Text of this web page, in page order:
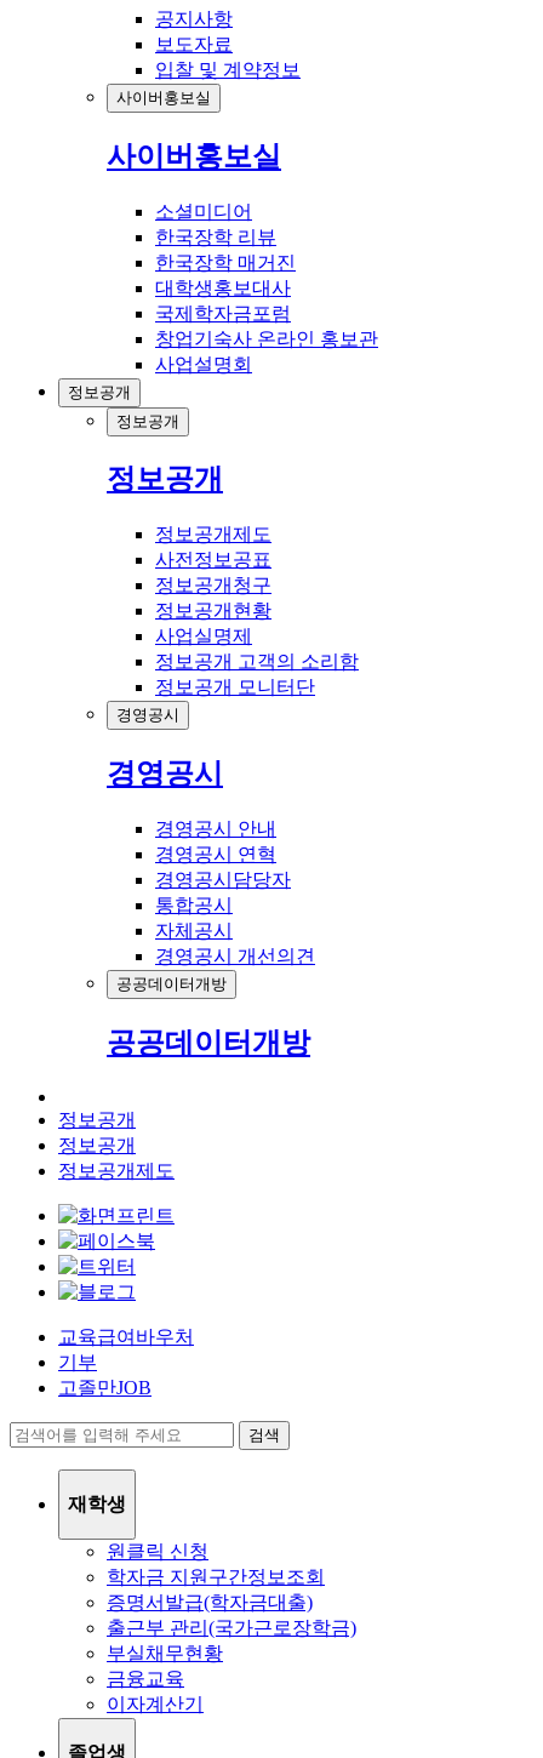
공지사항
보도자료
입찰 및 계약정보
사이버홍보실
사이버홍보실
소셜미디어
한국장학 리뷰
한국장학 매거진
대학생홍보대사
국제학자금포럼
창업기숙사 온라인 홍보관
사업설명회
정보공개
정보공개
정보공개
정보공개제도
사전정보공표
정보공개청구
정보공개현황
사업실명제
정보공개 고객의 소리함
정보공개 모니터단
경영공시
경영공시
경영공시 안내
경영공시 연혁
경영공시담당자
통합공시
자체공시
경영공시 개선의견
공공데이터개방
공공데이터개방
정보공개
정보공개
정보공개제도
교육급여바우처
기부
고졸만JOB
검색
재학생
원클릭 신청
학자금 지원구간정보조회
증명서발급(학자금대출)
출근부 관리(국가근로장학금)
부실채무현황
금융교육
이자계산기
졸업생